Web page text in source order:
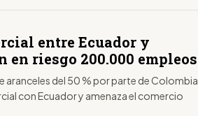
entre Ecuador y
en riesgo 200.000 empleos
aranceles del 50 % por parte de Colombia
con Ecuador y amenaza el comercio